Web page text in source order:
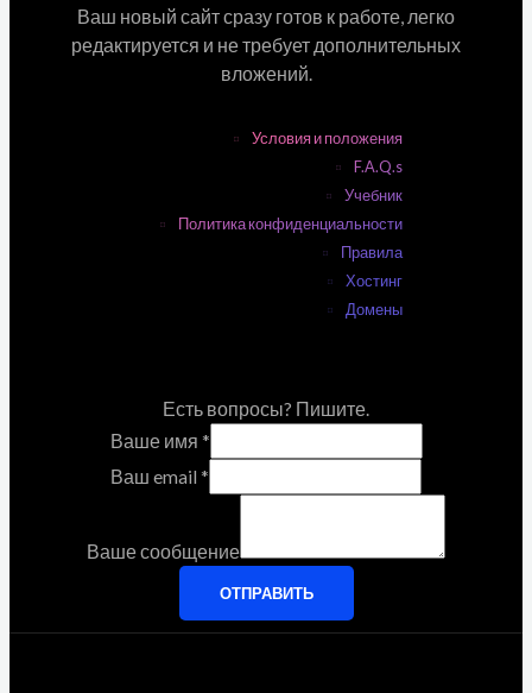
Ваш новый сайт сразу готов к работе, легко
редактируется и не требует дополнительных
вложений.
Условия и положения
F.A.Q.s
Учебник
Политика конфиденциальности
Правила
Хостинг
Домены
Есть вопросы? Пишите.
Ваше имя *
Ваш email *
Ваше сообщение
ОТПРАВИТЬ